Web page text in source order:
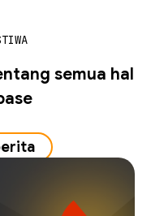
semua hal